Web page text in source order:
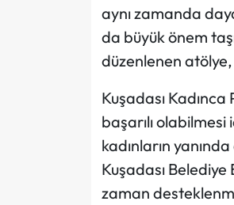
aynı zamanda
da büyük önem
düzenlenen atölye,
Kuşadası
başarılı
kadınların
Kuşadası Belediye
zaman